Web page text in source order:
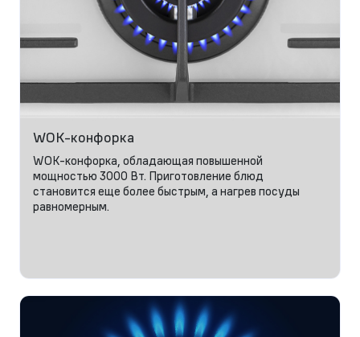
WOK-конфорка
WOK-конфорка, обладающая повышенной
мощностью 3000 Вт. Приготовление блюд
становится еще более быстрым, а нагрев посуды
равномерным.